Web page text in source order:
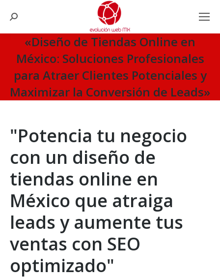
Search:
«Diseño de Tiendas Online en
México: Soluciones Profesionales
para Atraer Clientes Potenciales y
Maximizar la Conversión de Leads»
"Potencia tu negocio
con un diseño de
tiendas online en
México que atraiga
leads y aumente tus
ventas con SEO
optimizado"